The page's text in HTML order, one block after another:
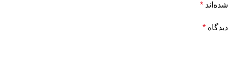
شده‌اند *
دیدگاه *